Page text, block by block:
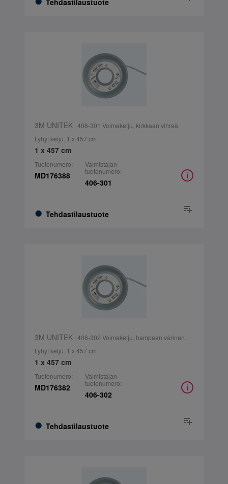
Tehdastilaustuote
3M UNITEK| 406-301 Voimaketju, kirkkaan vihreä.
Lyhyt ketju. 1 x 457 cm
1 x 457 cm
Tuotenumero:
MD176388
Tehdastilaustuote
Valmistajan
tuotenumero:
406-301
3M UNITEK| 406-302 Voimaketju, hampaan värinen.
Lyhyt ketju. 1 x 457 cm
1 x 457 cm
Tuotenumero:
MD176382
Tehdastilaustuote
Valmistajan
tuotenumero:
406-302